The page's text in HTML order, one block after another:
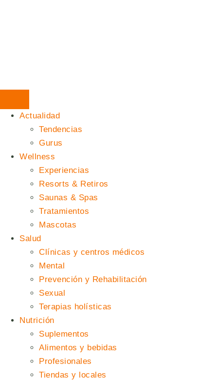
Actualidad
Tendencias
Gurus
Wellness
Experiencias
Resorts & Retiros
Saunas & Spas
Tratamientos
Mascotas
Salud
Clínicas y centros médicos
Mental
Prevención y Rehabilitación
Sexual
Terapias holísticas
Nutrición
Suplementos
Alimentos y bebidas
Profesionales
Tiendas y locales